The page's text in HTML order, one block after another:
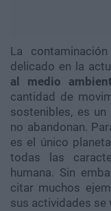
La
delicado en la
al medio
cantidad de
sostenibles, es
no abandonan.
es el único
todas las
humana. Sin
citar muchos
sus actividades se